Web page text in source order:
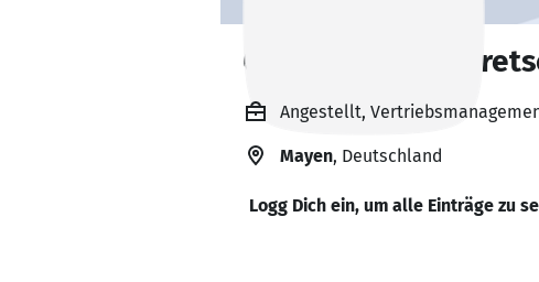
Claudia Savioli-
Angestellt,
Mayen, Deutschland
Logg Dich ein, um alle Einträge zu